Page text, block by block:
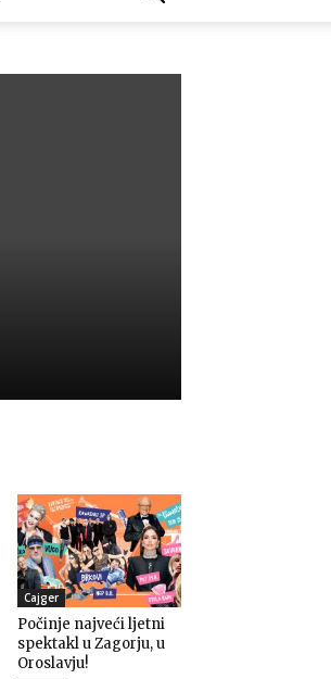
Cajger
Počinje najveći ljetni
spektakl u Zagorju, u
Oroslavju!